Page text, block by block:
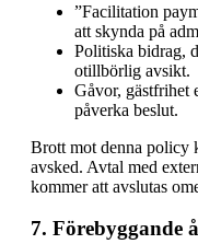
”Facilitation
att skynda på
Politiska bidrag,
otillbörlig avsikt.
Gåvor, gästfrihet
påverka beslut.
Brott mot denna policy
avsked. Avtal med
kommer att avslutas
7. Förebyggande